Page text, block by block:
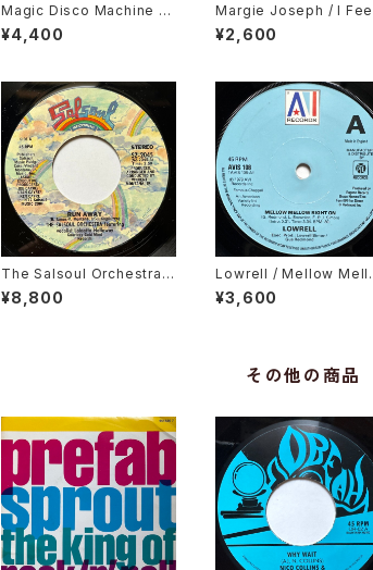
Magic Disco Machine /
Scratchin'
¥4,400
Margie Joseph / I
His Love Getting
er
¥2,600
The Salsoul Orchestra F
eaturing Vocalist Loleatt
a Holloway / Run Away
¥8,800
Lowrell / Mellow
Right On
¥3,600
その他の商品